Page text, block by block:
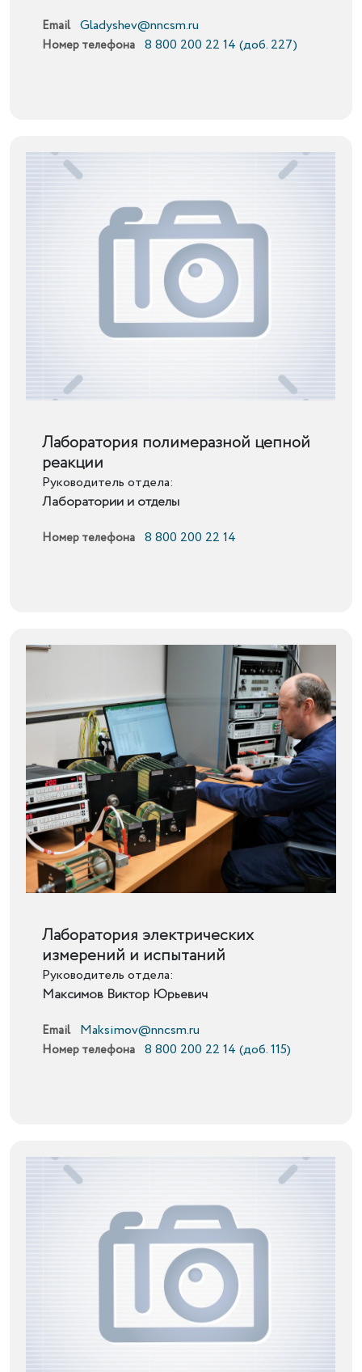
Email Gladyshev@nncsm.ru
Номер телефона 8 800 200 22 14 (доб. 227)
Подробнее
Лаборатория полимеразной цепной
реакции
Руководитель отдела:
Лаборатории и отделы
Номер телефона 8 800 200 22 14
Подробнее
Лаборатория электрических
измерений и испытаний
Руководитель отдела:
Максимов Виктор Юрьевич
Email Maksimov@nncsm.ru
Номер телефона 8 800 200 22 14 (доб. 115)